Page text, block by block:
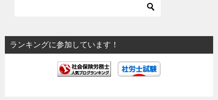
ョ
ン
ランキングに参加しています！